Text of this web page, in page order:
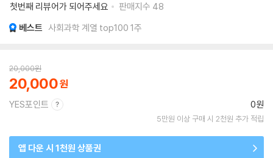
첫번째 리뷰어가 되어주세요
판매지수 48
베스트 사회과학 계열 top100 1주
20,000원
20,000
YES포인트 0원
5만원 이상 구매 시 2천원 추가 적립
앱 다운 시 1천원 상품권